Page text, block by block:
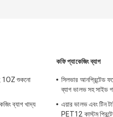
1OZ শুকনো
ব্যাগ খাদ্য
কফি প্যাকেজিং ব্যাগ
সিলভার আনপ্রিন্টেড
ব্যাগ ভালভ সহ সাইড
এয়ার ভালভ এবং টিন
PET12 কাস্টম